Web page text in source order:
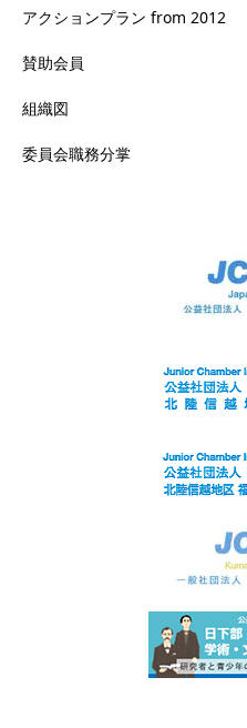
アクションプラン from 2012
賛助会員
組織図
委員会職務分掌